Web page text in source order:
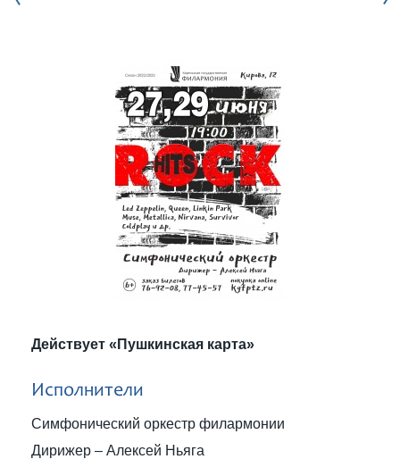
Действует «Пушкинская карта»
Исполнители
Симфонический оркестр филармонии
Дирижер – Алексей Ньяга